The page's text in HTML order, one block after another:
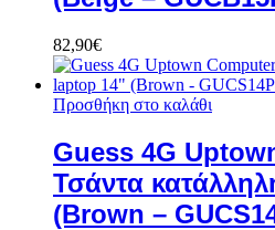
82,90€
Προσθήκη στο καλάθι
Guess 4G
Τσάντα
(Brown –